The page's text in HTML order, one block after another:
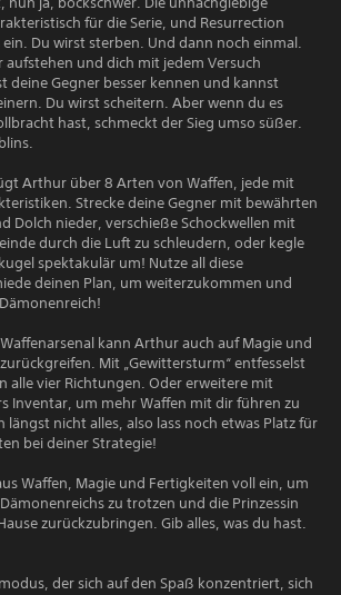
für die Serie, und Resurrection
Du wirst sterben. Und dann noch einmal.
und dich mit jedem Versuch
deine Gegner besser kennen und kannst
Du wirst scheitern. Aber wenn du es
hast, schmeckt der Sieg umso süßer.
Arthur über 8 Arten von Waffen, jede mit
Strecke deine Gegner mit bewährten
Dolch nieder, verschieße Schockwellen mit
durch die Luft zu schleudern, oder kegle
spektakulär um! Nutze all diese
deinen Plan, um weiterzukommen und
kann Arthur auch auf Magie und
Mit „Gewittersturm“ entfesselst
alle vier Richtungen. Oder erweitere mit
Inventar, um mehr Waffen mit dir führen zu
längst nicht alles, also lass noch etwas Platz für
bei deiner Strategie!
Waffen, Magie und Fertigkeiten voll ein, um
zu trotzen und die Prinzessin
zurückzubringen. Gib alles, was du hast.
der sich auf den Spaß konzentriert, sich